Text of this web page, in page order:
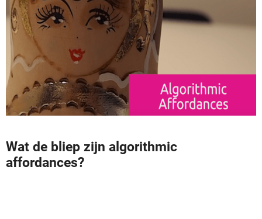
Wat de bliep zijn algorithmic
affordances?